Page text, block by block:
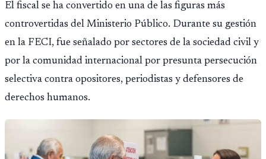
El fiscal se ha convertido en una de las figuras más
controvertidas del Ministerio Público. Durante su gestión
en la FECI, fue señalado por sectores de la sociedad civil y
por la comunidad internacional por presunta persecución
selectiva contra opositores, periodistas y defensores de
derechos humanos.